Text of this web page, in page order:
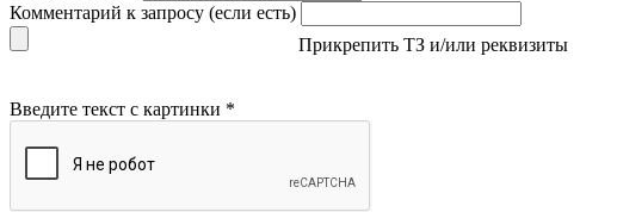
Комментарий к запросу (если есть)
Прикрепить ТЗ и/или реквизиты
Введите текст с картинки *